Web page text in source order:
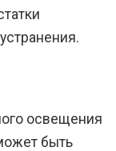
освещения
быть